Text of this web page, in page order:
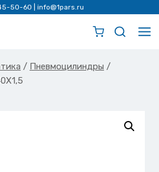
50-60 info@1pars.ru
/ Пневмоцилиндры /